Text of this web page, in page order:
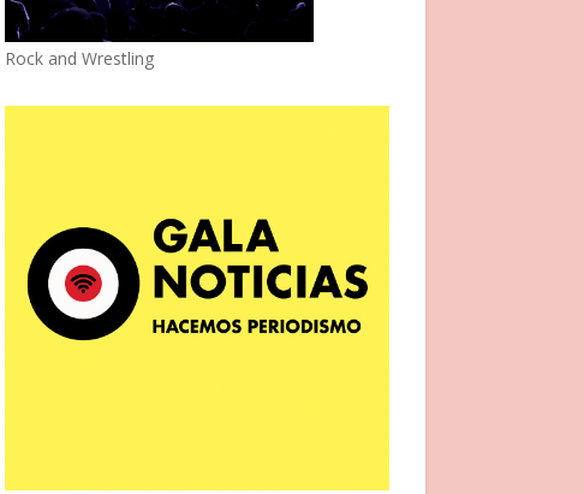
Rock and Wrestling